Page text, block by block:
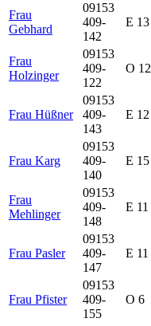
Frau
Gebhard
09153
409-
142
E 13
Frau
Holzinger
09153
409-
122
O 12
Frau Hüßner
09153
409-
143
E 12
Frau Karg
09153
409-
140
E 15
Frau
Mehlinger
09153
409-
148
E 11
Frau Pasler
09153
409-
147
E 11
Frau Pfister
09153
409-
155
O 6